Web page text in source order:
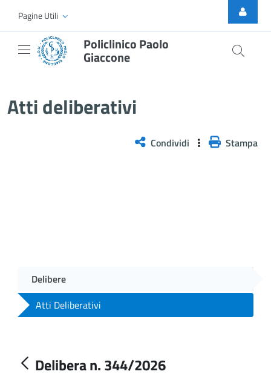
Skip to Main Content
Pagine Utili
Policlinico Paolo
Giaccone
Atti deliberativi
Condividi Stampa
Delibere
Atti Deliberativi
Delibera n. 344/2026